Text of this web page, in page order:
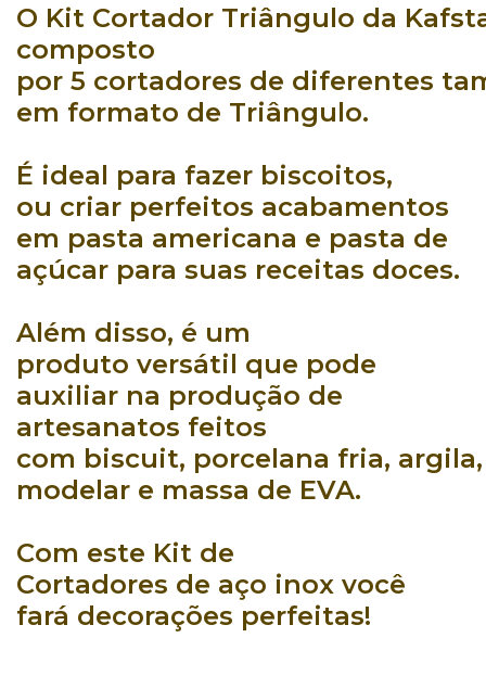
O Kit Cortador Triângulo da
composto
por 5 cortadores de diferentes
em formato de Triângulo.
É ideal para fazer biscoitos,
ou criar perfeitos acabamentos
em pasta americana e pasta de
açúcar para suas receitas doces.
Além disso, é um
produto versátil que pode
auxiliar na produção de
artesanatos feitos
com biscuit, porcelana fria, argila
modelar e massa de EVA.
Com este Kit de
Cortadores de aço inox você
fará decorações perfeitas!